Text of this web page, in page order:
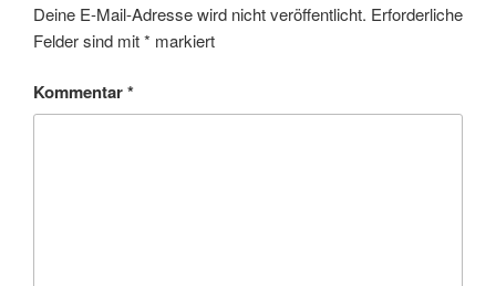
Deine E-Mail-Adresse wird nicht veröffentlicht. Erforderliche
Felder sind mit* markiert
Kommentar*